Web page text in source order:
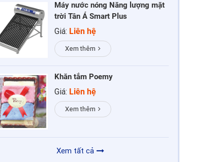
Máy nước nóng Năng lượng mặt
trời Tân Á Smart Plus
Giá: Liên hệ
Xem thêm
Khăn tắm Poemy
Giá: Liên hệ
Xem thêm
Xem tất cả